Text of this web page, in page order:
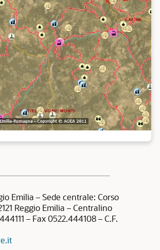
Emilia – Sede centrale: Corso
Reggio Emilia – Centralino
– Fax 0522.444108 – C.F.